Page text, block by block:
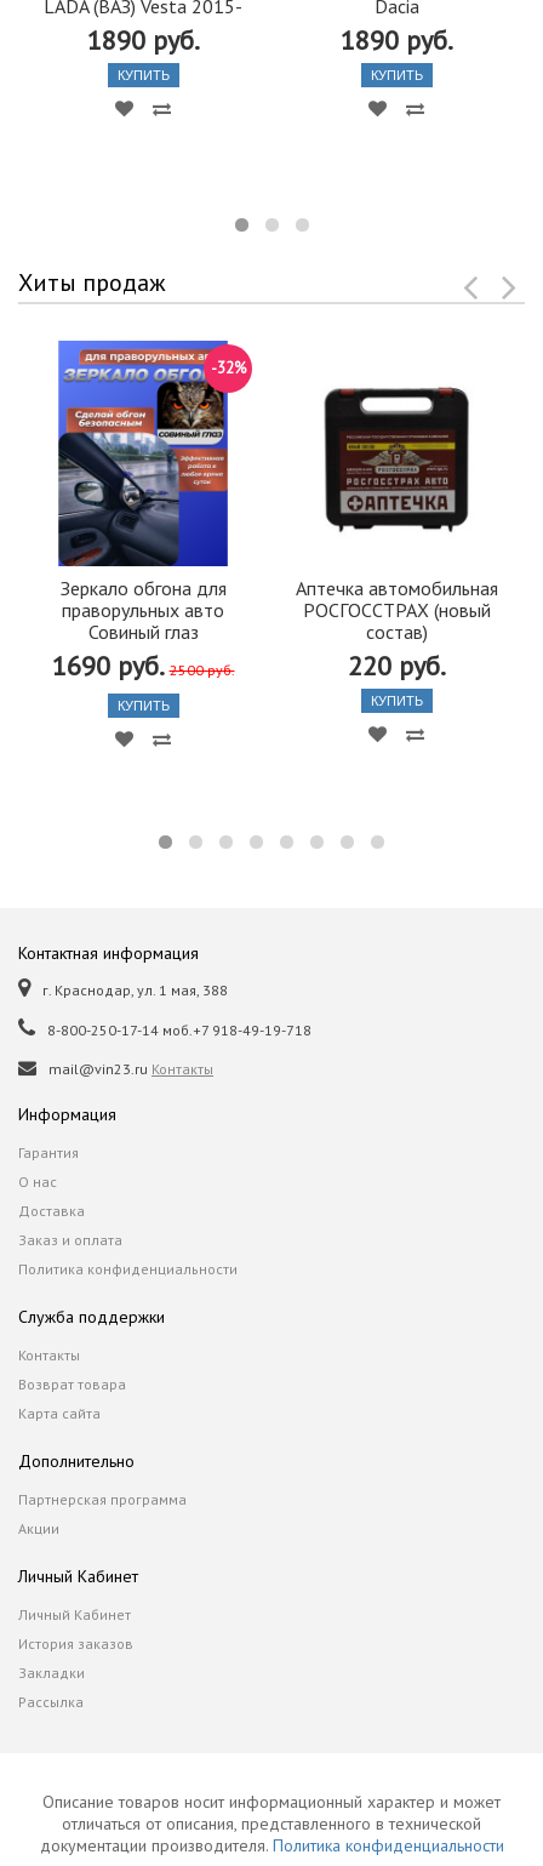
LADA (ВАЗ) Vesta 2015-
1890 руб.
КУПИТЬ
Dacia
1890 руб.
КУПИТЬ
Хиты продаж
Зеркало обгона для
праворульных авто
Совиный глаз
1690 руб. 2500 руб.
-32%
КУПИТЬ
Аптечка автомобильная
РОСГОССТРАХ (новый
состав)
220 руб.
КУПИТЬ
Контактная информация
г. Краснодар, ул. 1 мая, 388
8-800-250-17-14 моб.+7 918-49-19-718
mail@vin23.ru Контакты
Информация
Гарантия
О нас
Доставка
Заказ и оплата
Политика конфиденциальности
Служба поддержки
Контакты
Возврат товара
Карта сайта
Дополнительно
Партнерская программа
Акции
Личный Кабинет
Личный Кабинет
История заказов
Закладки
Рассылка
Описание товаров носит информационный характер и может
отличаться от описания, представленного в технической
документации производителя. Политика конфиденциальности